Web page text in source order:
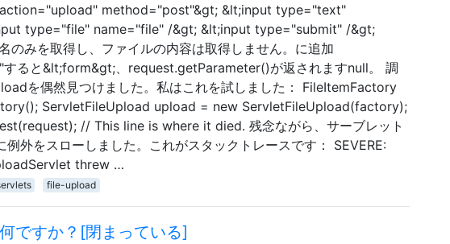
action="upload" method="post"&gt; &lt;input type="text"
type="file" name="file" /&gt; &lt;input type="submit" /&gt;
みを取得し、ファイルの内容は取得しません。に追加
ると&lt;form&gt;、request.getParameter()が返されますnull。 調
を偶然見つけました。私はこれを試しました： FileItemFactory
ServletFileUpload upload = new ServletFileUpload(factory);
// This line is where it died. 残念ながら、サーブレット
外をスローしました。これがスタックトレースです： SEVERE:
threw …
file-upload
ですか？[閉まっている]